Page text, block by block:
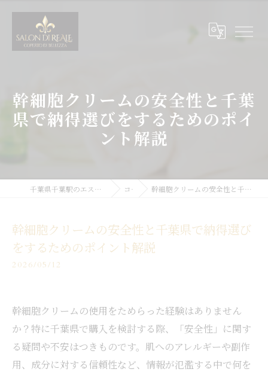
幹細胞クリームの安全性と千葉
県で納得選びをするためのポイ
ント解説
千葉県千葉駅のエステサロンならSALON DI REALE コラム 幹細胞クリームの安全性と千葉県で納得選びをするためのポイント解説
幹細胞クリームの安全性と千葉県で納得選び
をするためのポイント解説
2026/05/12
幹細胞クリームの使用をためらった経験はありません
か？特に千葉県で購入を検討する際、「安全性」に関す
る疑問や不安はつきものです。肌へのアレルギーや副作
用、成分に対する信頼性など、情報が氾濫する中で何を